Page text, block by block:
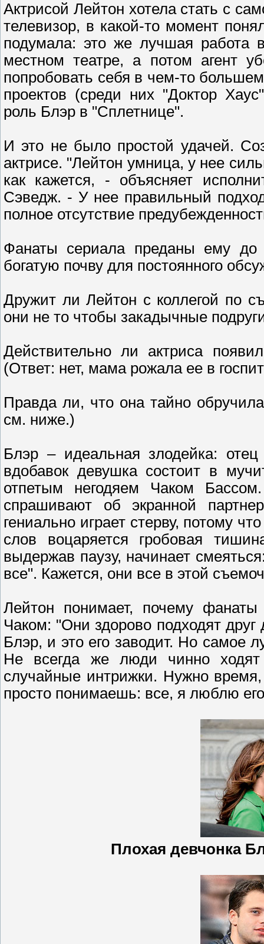
Актрисой Лейтон хотела стать с
телевизор, в какой-то момент
подумала: это же лучшая работа
местном театре, а потом агент
попробовать себя в чем-то
проектов (среди них "Доктор
роль Блэр в "Сплетнице".
И это не было простой удачей.
актрисе. "Лейтон умница, у нее
как кажется, - объясняет
Сэведж. - У нее правильный
полное отсутствие
Фанаты сериала преданы ему до
богатую почву для постоянного
Дружит ли Лейтон с коллегой по
они не то чтобы закадычные
Действительно ли актриса
(Ответ: нет, мама рожала ее в
Правда ли, что она тайно
см. ниже.)
Блэр – идеальная злодейка:
вдобавок девушка состоит в
отпетым негодяем Чаком
спрашивают об экранной
гениально играет стерву, потому
слов воцаряется гробовая
выдержав паузу, начинает
все". Кажется, они все в этой
Лейтон понимает, почему
Чаком: "Они здорово подходят друг
Блэр, и это его заводит. Но самое
Не всегда же люди чинно
случайные интрижки. Нужно
просто понимаешь: все, я люблю
Плохая девчонка